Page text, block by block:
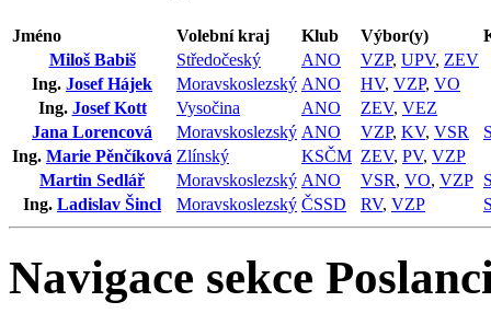
Jméno Volební kraj Klub Výbor(y)
Miloš Babiš
Středočeský ANO VZP, UPV, ZEV
Ing. Josef Hájek Moravskoslezský ANO HV, VZP, VO
Ing. Josef Kott Vysočina ANO ZEV, VEZ
Jana Lorencová
Moravskoslezský ANO VZP, KV, VSR
Ing. Marie Pěnčíková Zlínský KSČM ZEV, PV, VZP
Martin Sedlář
Moravskoslezský ANO VSR, VO, VZP
Ing. Ladislav Šincl Moravskoslezský ČSSD RV, VZP
Navigace sekce